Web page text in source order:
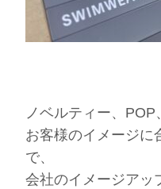
ノベルティー、POP
お客様のイメージに
で、
会社のイメージアッ